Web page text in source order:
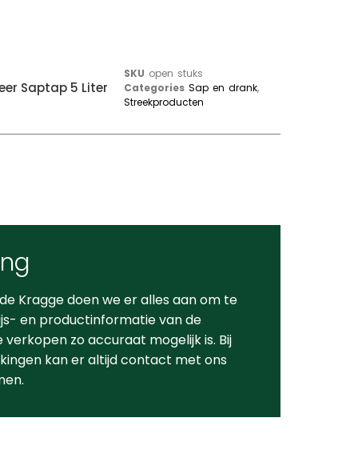
Saptap 5 Liter
SKU open stuks
Categories Sap en drank,
Streekproducten
Kragge doen we er alles aan om te
en productinformatie van de
zo accuraat mogelijk is. Bij
kan er altijd contact met ons